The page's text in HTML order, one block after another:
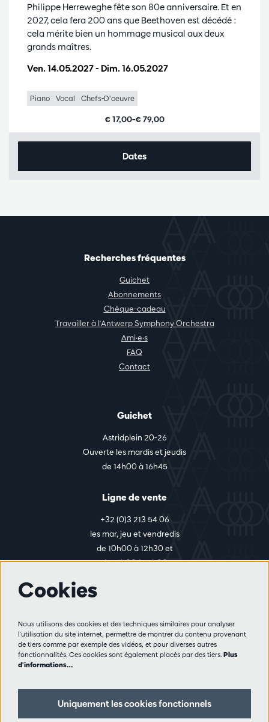
Ven. 14.05.2027- Dim. 16.05.2027
Philippe Herreweghe fête son 80e anniversaire. Et en
2027, cela fera 200 ans que Beethoven est décédé :
cela mérite bien un hommage musical aux deux
grands maîtres.
Piano Vocal Chefs-D’oeuvre
€ 17,00–€ 79,00
Dates
Recherches fréquentes
Guichet
Abonnements
Chèque-cadeau
Travailler à l'Antwerp Symphony Orchestra
Ami·e·s
FAQ
Contact
Guichet
Astridplein 20-26
Ouverte les mardis et jeudis
de 14h00 à 16h45
Ligne de vente
+32 (0)3 213 54 06
les mar, jeu et vendredis
de 10h00 à 12h30 et
de 14h00 à 17h00
Règlement des visiteurs
Vie privée
Partenaires
Cookies
Nous utilisons des cookies et des techniques similaires pour analyser
l'utilisation du site internet, permettre de montrer du contenu provenant
de tiers comme par exemple des vidéos, et pour diverses autres
fonctionnalités. Ces cookies sont également placés par des tiers. Plus
d'informations…
Uniquement les cookies fonctionnels